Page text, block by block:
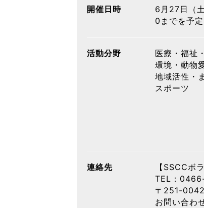
開催日時
6月27日（
0までを予定
活動分野
医療・福祉
環境・動物
地域活性・
スポーツ
連絡先
【SSCCボ
TEL：
〒251-0042
お問い合わ